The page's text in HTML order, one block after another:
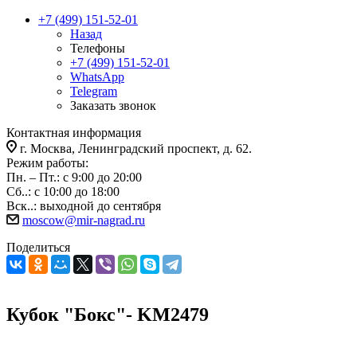
+7 (499) 151-52-01
Назад
Телефоны
+7 (499) 151-52-01
WhatsApp
Telegram
Заказать звонок
Контактная информация
г. Москва, Ленинградский проспект, д. 62.
Режим работы:
Пн. – Пт.: с 9:00 до 20:00
Сб..: с 10:00 до 18:00
Вск..: выходной до сентября
moscow@mir-nagrad.ru
Поделиться
Кубок "Бокс"- KM2479